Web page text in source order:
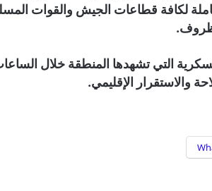
لكافة قطاعات الجيش والقوات
التي تشهدها المنطقة خلال الساعات
والاستقرار الإقليمي.